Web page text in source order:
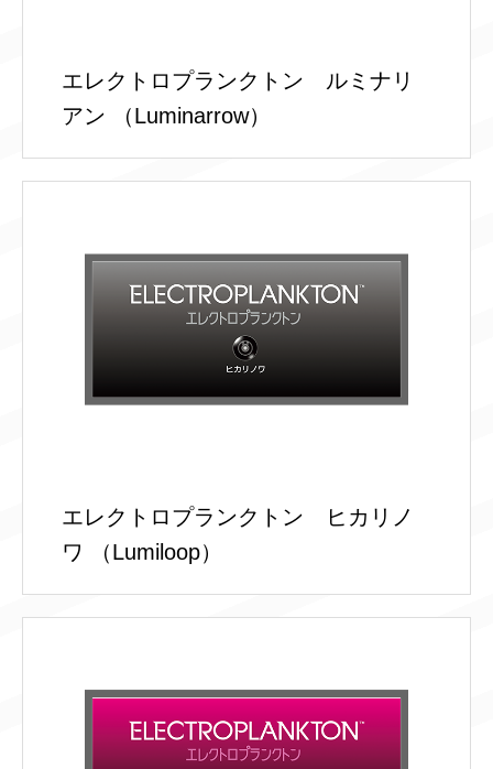
エレクトロプランクトン ルミナリ
アン （Luminarrow）
エレクトロプランクトン ヒカリノ
ワ （Lumiloop）